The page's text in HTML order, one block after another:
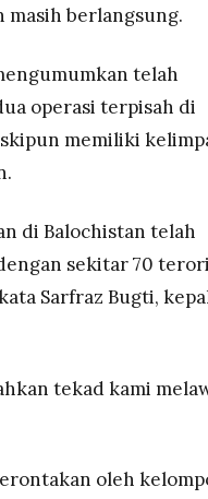
masih berlangsung.
telah
operasi terpisah di
memiliki
di Balochistan telah
sekitar 70
Sarfraz Bugti,
tekad kami
oleh